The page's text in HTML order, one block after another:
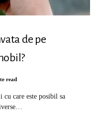
de pe
read
cu care este posibil sa